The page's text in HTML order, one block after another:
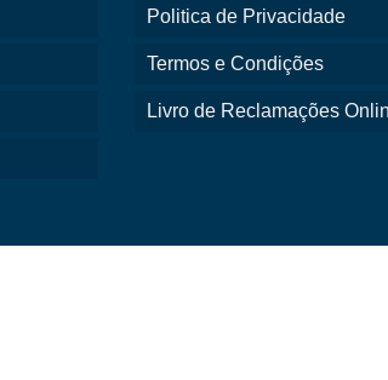
Politica de Privacidade
Termos e Condições
Livro de Reclamações